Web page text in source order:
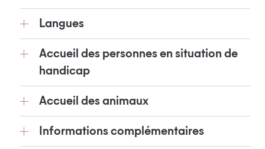
Langues
Accueil des personnes en situation de
handicap
Accueil des animaux
Informations complémentaires